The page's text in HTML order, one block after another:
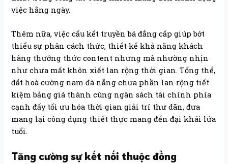
việc hằng ngày.
Thêm nữa, việc cấu kết truyền bá đẳng cấp giúp bớt
thiểu sự phân cách thức, thiết kế khả năng khách
hàng thưởng thức content nhưng mà nhường nhịn
như chưa mất khôn xiết lan rộng thời gian. Tổng thể,
đất hoà cường nam đà nẵng chưa phần lan rộng tiết
kiệm bảng giá thành cùng ngân sách tài chính phía
cạnh đấy tối ưu hóa thời gian giải trí thư dãn, đưa
mang lại công dụng thiết thực mang đến đại khái lứa
tuổi.
Tăng cường sự kết nối thuộc đồng